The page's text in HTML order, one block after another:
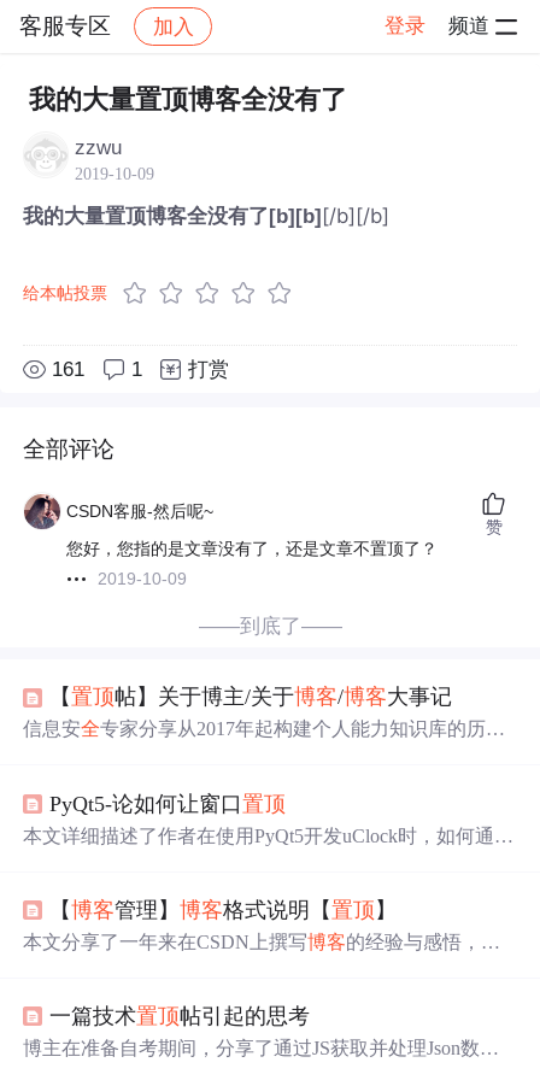
客服专区 加入 登录 频道
社区 客服专区 帖子详情
我的大量置顶博客全没有了
zzwu
2019-10-09
我的大量置顶博客全没有了[b][b][/b][/b]
给本帖投票
161 1 打赏
全部评论
CSDN客服-然后呢~
您好，您指的是文章没有了，还是文章不置顶了？
2019-10-09
赞
——到底了——
【置顶帖】关于博主/关于博客/博客大事记
信息安全专家分享从2017年起构建个人能力知识库的历
PyQt5-论如何让窗口置顶
本文详细描述了作者在使用PyQt5开发uClock时，如何通过
【博客管理】博客格式说明【置顶 】
本文分享了一年来在CSDN上撰写博客的经验与感悟，包
一篇技术置顶帖引起的思考
博主在准备自考期间，分享了通过JS获取并处理Json数据